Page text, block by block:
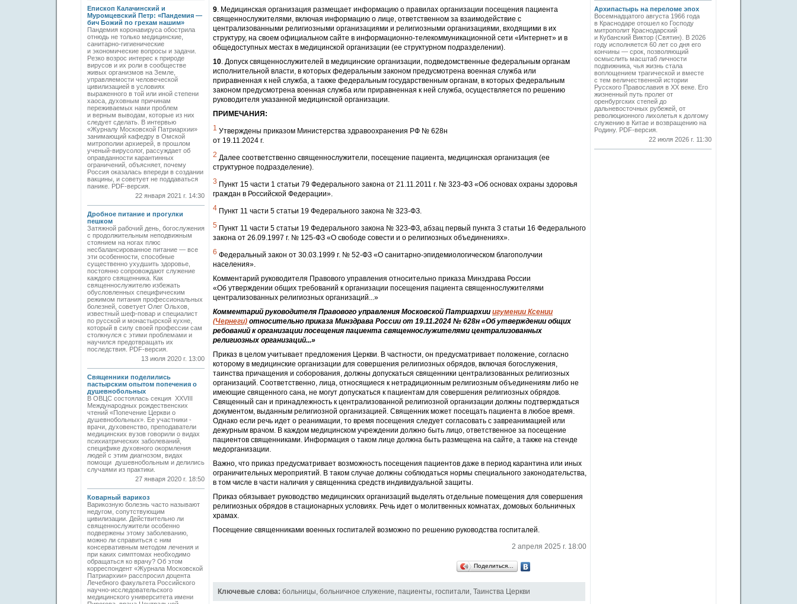
Епископ Калачинский и
Муромцевский Петр: «Пандемия —
бич Божий по грехам нашим»
Пандемия коронавируса обострила
отнюдь не только медицинские,
санитарно-гигиенические
и экономические вопросы и задачи.
Резко возрос интерес к природе
вирусов и их роли в сообществе
живых организмов на Земле,
управляемости человеческой
цивилизацией в условиях
выраженного в той или иной степени
хаоса, духовным причинам
переживаемых нами проблем
и верным выводам, которые из них
следует сделать. В интервью
«Журналу Московской Патриархии»
занимающий кафедру в Омской
митрополии архиерей, в прошлом
ученый-вирусолог, рассуждает об
оправданности карантинных
ограничений, объясняет, почему
Россия оказалась впереди в создании
вакцины, и советует не поддаваться
панике. PDF-версия.
22 января 2021 г. 14:30
Дробное питание и прогулки
пешком
Затяжной рабочий день, богослужения
с продолжительным неподвижным
стоянием на ногах плюс
несбалансированное питание — все
эти особенности, способные
существенно ухудшить здоровье,
постоянно сопровождают служение
каждого священника. Как
священнослужителю избежать
обусловленных специфическим
режимом питания профессиональных
болезней, советует Олег Ольхов,
известный шеф-повар и специалист
по русской и монастырской кухне,
который в силу своей профессии сам
столкнулся с этими проблемами и
научился предотвращать их
последствия. PDF-версия.
13 июля 2020 г. 13:00
Священники поделились
пастырским опытом попечения о
душевнобольных
В ОВЦС состоялась секция XXVIII
Международных рождественских
чтений «Попечение Церкви о
душевнобольных». Ее участники -
врачи, духовенство, преподаватели
медицинских вузов говорили о видах
психиатрических заболеваний,
специфике духовного окормления
людей с этим диагнозом, видах
помощи душевнобольным и делились
случаями из практики.
27 января 2020 г. 18:50
Коварный варикоз
Варикозную болезнь часто называют
недугом, сопутствующим
цивилизации. Действительно ли
священнослужители особенно
подвержены этому заболеванию,
можно ли справиться с ним
консервативным методом лечения и
при каких симптомах необходимо
обращаться ко врачу? Об этом
корреспондент «Журнала Московской
Патриархии» расспросил доцента
Лечебного факультета Российского
научно-исследовательского
медицинского университета имени
9. Медицинская организация размещает информацию о правилах организации посещения пациента
священнослужителями, включая информацию о лице, ответственном за взаимодействие с
централизованными религиозными организациями и религиозными организациями, входящими в их
структуру, на своем официальном сайте в информационно-­телекоммуникационной сети «Интернет» и в
общедоступных местах в медицинской организации (ее структурном подразделении).
10. Допуск священнослужителей в медицинские организации, подведомственные федеральным органам
исполнительной власти, в которых федеральным законом предусмотрена военная служба или
приравненная к ней служба, а также федеральным государственным органам, в которых федеральным
законом предусмотрена военная служба или приравненная к ней служба, осуществляется по решению
руководителя указанной медицинской организации.
ПРИМЕЧАНИЯ:
1 Утверждены приказом Министерства здравоохранения РФ № 628н
от 19.11.2024 г.
2 Далее соответственно священнослужители, посещение пациента, медицинская организация (ее
структурное подразделение).
3 Пункт 15 части 1 статьи 79 Федерального закона от 21.11.2011 г. № 323-ФЗ «Об основах охраны здоровья
граждан в Российской Федерации».
4 Пункт 11 части 5 статьи 19 Федерального закона № 323-ФЗ.
5 Пункт 11 части 5 статьи 19 Федерального закона № 323-ФЗ, абзац первый пункта 3 статьи 16 Федерального
закона от 26.09.1997 г. № 125-ФЗ «О свободе совести и о религиозных объединениях».
6 Федеральный закон от 30.03.1999 г. № 52-ФЗ «О санитарно-эпидемиологическом благополучии
населения».
Комментарий руководителя Правового управления относительно приказа Минздрава России
«Об утверждении общих требований к организации посещения пациента священнослужителями
централизованных религиозных организаций...»
Комментарий руководителя Правового управления Московской Патриархии игумении Ксении
(Чернеги) относительно приказа Минздрава России от 19.11.2024 № 628н «Об утверждении общих
ребований к организации посещения пациента священнослужителями централизованных
религиозных организаций...»
Приказ в целом учитывает предложения Церкви. В частности, он предусматривает положение, согласно
которому в медицинские организации для совершения религиозных обрядов, включая богослужения,
таинства причащения и соборования, должны допускаться священники централизованных религиозных
организаций. ­Соответственно, лица, относящиеся к нетрадиционным религиозным объединениям либо не
имеющие священного сана, не могут допускаться к пациентам для совершения религиозных обрядов.
Священный сан и принадлежность к централизованной религиозной организации должны подтверждаться
документом, выданным религиозной организацией. Священник может посещать пациента в любое время.
Однако если речь идет о реанимации, то время посещения следует согласовать с завреанимацией или
дежурным врачом. В каждом медицинском учреждении должно быть лицо, ответственное за посещение
пациентов священниками. Информация о таком лице должна быть размещена на сайте, а также на стенде
мед­организации.
Важно, что приказ предусматривает возможность посещения пациентов даже в период карантина или иных
ограничительных мероприятий. В таком случае должны соблюдаться нормы специального законодательства,
в том числе в части наличия у священника средств индивидуальной защиты.
Приказ обязывает руководство медицинских организаций выделять отдельные помещения для совершения
религиозных обрядов в стационарных условиях. Речь идет о молитвенных комнатах, домовых больничных
храмах.
Посещение священниками военных госпиталей возможно по решению руководства госпиталей.
2 апреля 2025 г. 18:00
Поделиться…
Ключевые слова: больницы, больничное служение, пациенты, госпитали, Таинства Церкви
Архипастырь на переломе эпох
Восемнадцатого августа 1966 года
в Краснодаре отошел ко Господу
митрополит Краснодарский
и Кубанский Виктор (Святин). В 2026
году исполняется 60 лет со дня его
кончины — срок, позволяющий
осмыслить масштаб личности
подвижника, чья жизнь стала
воплощением трагической и вместе
с тем величественной истории
Русского Православия в XX веке. Его
жизненный путь пролег от
оренбургских степей до
дальневосточных рубежей, от
революционного лихолетья к долгому
служению в Китае и возвращению на
Родину. PDF-версия.
22 июля 2026 г. 11:30